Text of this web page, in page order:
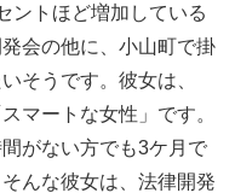
ントほど増加している
会の他に、小山町で掛
そうです。彼女は、
マートな女性」です。
がない方でも3ケ月で
んな彼女は、法律開発